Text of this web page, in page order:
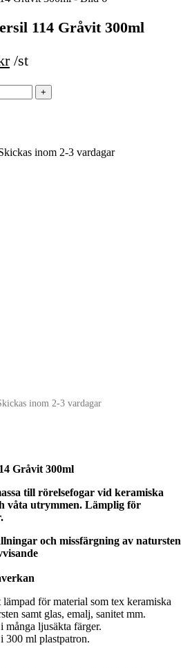
114 Gråvit 300ml
Det
priset
/st
inom 2-3 vardagar
inom 2-3 vardagar
Gråvit 300ml
till rörelsefogar vid keramiska
våta utrymmen. Lämplig för
och missfärgning av natursten
för material som tex keramiska
samt glas, emalj, sanitet mm.
många ljusäkta färger.
300 ml plastpatron.